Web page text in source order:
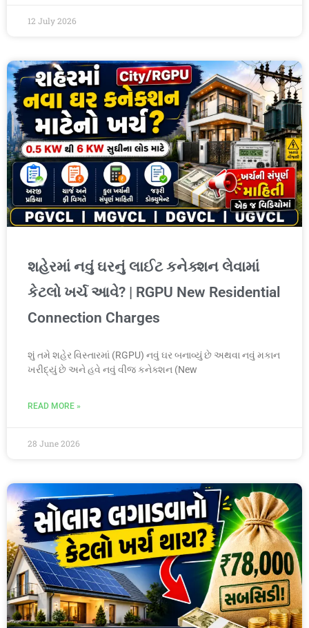
12 July 2026
શહેરમાં નવું ઘરનું લાઈટ કનેક્શન લેવામાં
કેટલો ખર્ચ આવે? | RGPU New Residential
Connection Charges
શું તમે શહેર વિસ્તારમાં (RGPU) નવું ઘર બનાવ્યું છે અથવા નવું મકાન
ખરીદ્યું છે અને હવે નવું વીજ કનેક્શન (New
READ MORE »
28 June 2026